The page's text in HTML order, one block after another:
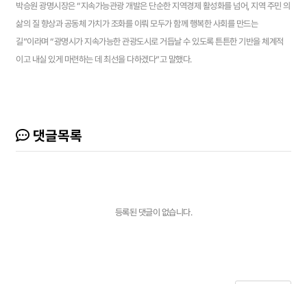
박승원 광명시장은 “지속가능관광 개발은 단순한 지역경제 활성화를 넘어, 지역 주민 의
삶의 질 향상과 공동체 가치가 조화를 이뤄 모두가 함께 행복한 사회를 만드는
길”이라며 “광명시가 지속가능한 관광도시로 거듭날 수 있도록 튼튼한 기반을 체계적
이고 내실 있게 마련하는 데 최선을 다하겠다”고 말했다.
댓글목록
등록된 댓글이 없습니다.